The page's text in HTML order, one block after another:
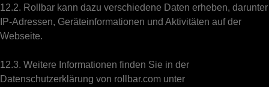
12.2. Rollbar kann dazu verschiedene Daten erheben, darunter
IP-Adressen, Geräteinformationen und Aktivitäten auf der
Webseite.
12.3. Weitere Informationen finden Sie in der
Datenschutzerklärung von rollbar.com unter